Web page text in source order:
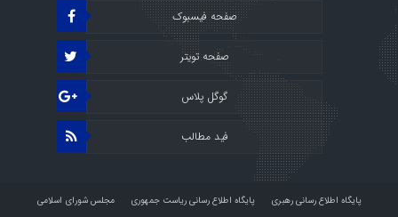
صفحه فیسبوک
صفحه تویتر
گوگل پلاس
فید مطالب
پایگاه اطلاع رسانی رهبری پایگاه اطلاع رسانی ریاست جمهوری مجلس شورای اسلامی